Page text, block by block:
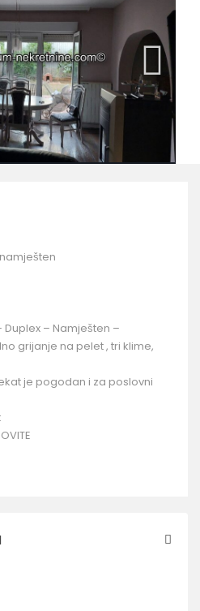
Duplex – Namješten –
grijanje na pelet , tri klime,
je pogodan i za poslovni